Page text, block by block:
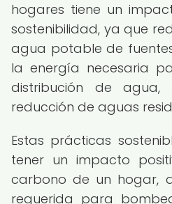
hogares tiene un
sostenibilidad, ya que
agua potable de
la energía necesaria
distribución de
reducción de aguas
Estas prácticas
tener un impacto
carbono de un hogar,
requerida para